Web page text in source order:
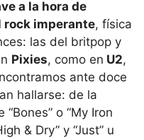
a la hora de
rock imperante, física
las del britpop y
Pixies, como en U2,
ante doce
hallarse: de la
o “My Iron
& Dry” y “Just” u